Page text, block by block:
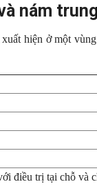
nám
hiện ở một
điều trị tại chỗ và